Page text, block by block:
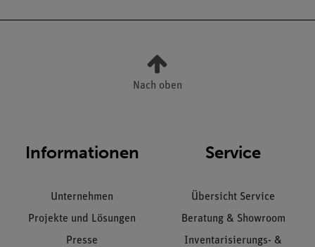
Nach oben
Informationen
Unternehmen
Projekte und Lösungen
Presse
Service
Übersicht Service
Beratung & Showroom
Inventarisierungs- &